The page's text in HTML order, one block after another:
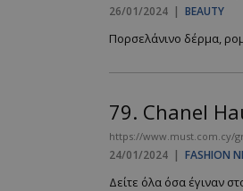
26/01/2024 | BEAUTY
Πορσελάνινο δέρμα,
79. Chanel
https://www.must.com.cy/
24/01/2024 | FASHION
Δείτε όλα όσα έγιναν